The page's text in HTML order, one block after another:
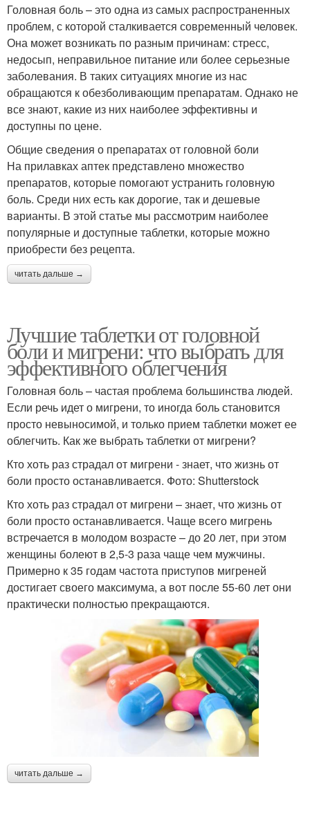
Головная боль – это одна из самых распространенных
проблем, с которой сталкивается современный человек.
Она может возникать по разным причинам: стресс,
недосып, неправильное питание или более серьезные
заболевания. В таких ситуациях многие из нас
обращаются к обезболивающим препаратам. Однако не
все знают, какие из них наиболее эффективны и
доступны по цене.
Общие сведения о препаратах от головной боли
На прилавках аптек представлено множество
препаратов, которые помогают устранить головную
боль. Среди них есть как дорогие, так и дешевые
варианты. В этой статье мы рассмотрим наиболее
популярные и доступные таблетки, которые можно
приобрести без рецепта.
читать дальше →
Лучшие таблетки от головной
боли и мигрени: что выбрать для
эффективного облегчения
Головная боль – частая проблема большинства людей.
Если речь идет о мигрени, то иногда боль становится
просто невыносимой, и только прием таблетки может ее
облегчить. Как же выбрать таблетки от мигрени?
Кто хоть раз страдал от мигрени - знает, что жизнь от
боли просто останавливается. Фото: Shutterstock
Кто хоть раз страдал от мигрени – знает, что жизнь от
боли просто останавливается. Чаще всего мигрень
встречается в молодом возрасте – до 20 лет, при этом
женщины болеют в 2,5-3 раза чаще чем мужчины.
Примерно к 35 годам частота приступов мигреней
достигает своего максимума, а вот после 55-60 лет они
практически полностью прекращаются.
читать дальше →